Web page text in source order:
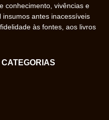
conhecimento, vivências e
antes inacessíveis
às fontes, aos livros
CATEGORIAS